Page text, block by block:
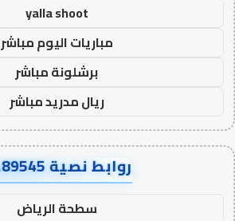
yalla shoot
مباريات اليوم مباشر
برشلونة مباشر
ريال مدريد مباشر
روابط نصية AA89545
سطحة الرياض